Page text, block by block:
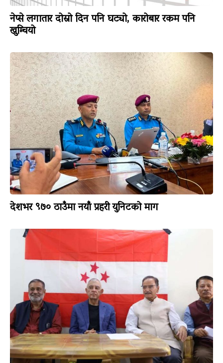
नेप्से लगातार दोस्रो दिन पनि घट्यो, कारोबार रकम पनि
खुम्चियो
देशभर ९७० ठाउँमा नयाँ प्रहरी युनिटको माग